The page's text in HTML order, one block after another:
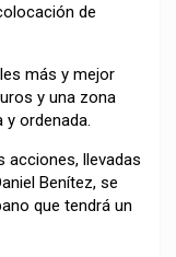
de
más y mejor
y una zona
y ordenada.
acciones, llevadas
Benítez, se
que tendrá un